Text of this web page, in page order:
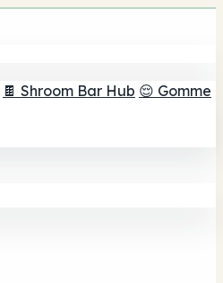
🍫 Shroom Bar Hub 😌 Gomme